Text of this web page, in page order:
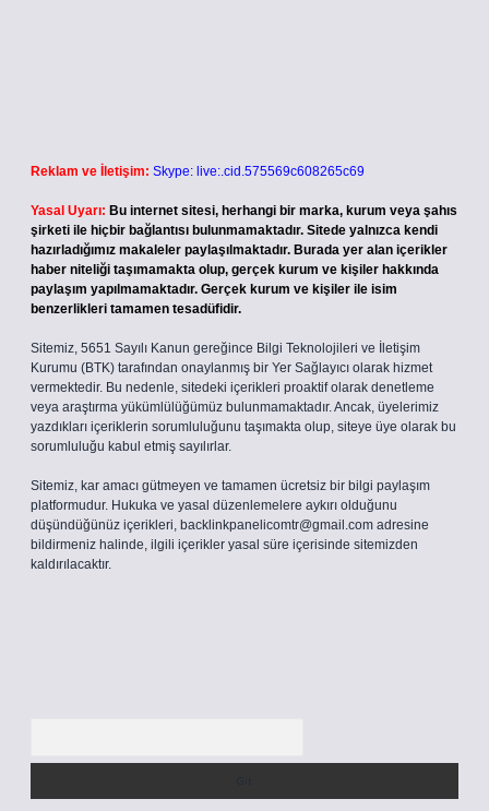
Reklam ve İletişim: Skype: live:.cid.575569c608265c69
Yasal Uyarı: Bu internet sitesi, herhangi bir marka, kurum veya şahıs
şirketi ile hiçbir bağlantısı bulunmamaktadır. Sitede yalnızca kendi
hazırladığımız makaleler paylaşılmaktadır. Burada yer alan içerikler
haber niteliği taşımamakta olup, gerçek kurum ve kişiler hakkında
paylaşım yapılmamaktadır. Gerçek kurum ve kişiler ile isim
benzerlikleri tamamen tesadüfidir.
Sitemiz, 5651 Sayılı Kanun gereğince Bilgi Teknolojileri ve İletişim
Kurumu (BTK) tarafından onaylanmış bir Yer Sağlayıcı olarak hizmet
vermektedir. Bu nedenle, sitedeki içerikleri proaktif olarak denetleme
veya araştırma yükümlülüğümüz bulunmamaktadır. Ancak, üyelerimiz
yazdıkları içeriklerin sorumluluğunu taşımakta olup, siteye üye olarak bu
sorumluluğu kabul etmiş sayılırlar.
Sitemiz, kar amacı gütmeyen ve tamamen ücretsiz bir bilgi paylaşım
platformudur. Hukuka ve yasal düzenlemelere aykırı olduğunu
düşündüğünüz içerikleri, backlinkpanelicomtr@gmail.com adresine
bildirmeniz halinde, ilgili içerikler yasal süre içerisinde sitemizden
kaldırılacaktır.